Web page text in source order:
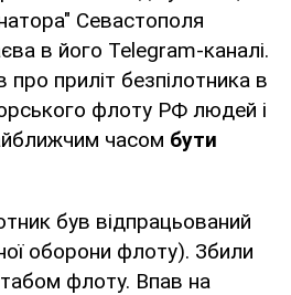
Севастополя
в його Telegram-каналі.
приліт безпілотника в
флоту РФ людей і
часом бути
був відпрацьований
оборони флоту). Збили
флоту. Впав на